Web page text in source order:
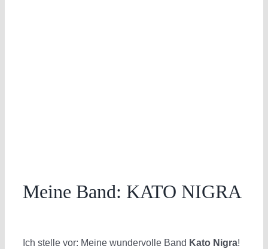
Meine Band: KATO NIGRA
Ich stelle vor: Meine wundervolle Band Kato Nigra!